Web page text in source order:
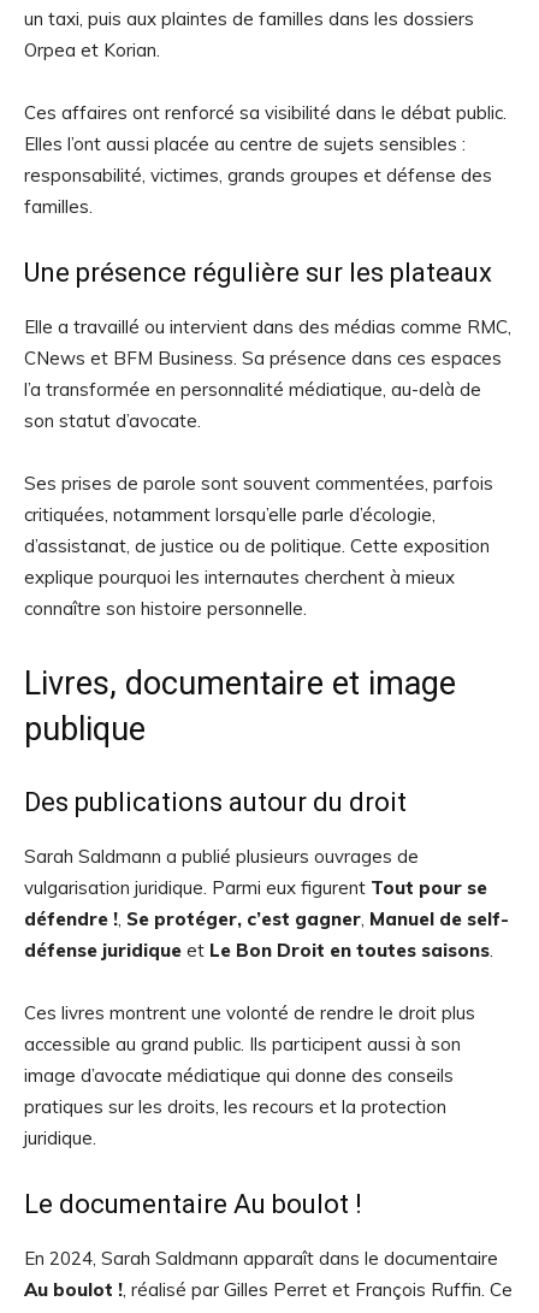
un taxi, puis aux plaintes de familles dans les dossiers
Orpea et Korian.
Ces affaires ont renforcé sa visibilité dans le débat public.
Elles l’ont aussi placée au centre de sujets sensibles :
responsabilité, victimes, grands groupes et défense des
familles.
Une présence régulière sur les plateaux
Elle a travaillé ou intervient dans des médias comme RMC,
CNews et BFM Business. Sa présence dans ces espaces
l’a transformée en personnalité médiatique, au-delà de
son statut d’avocate.
Ses prises de parole sont souvent commentées, parfois
critiquées, notamment lorsqu’elle parle d’écologie,
d’assistanat, de justice ou de politique. Cette exposition
explique pourquoi les internautes cherchent à mieux
connaître son histoire personnelle.
Livres, documentaire et image
publique
Des publications autour du droit
Sarah Saldmann a publié plusieurs ouvrages de
vulgarisation juridique. Parmi eux figurent Tout pour se
défendre !, Se protéger, c’est gagner, Manuel de self-
défense juridique et Le Bon Droit en toutes saisons.
Ces livres montrent une volonté de rendre le droit plus
accessible au grand public. Ils participent aussi à son
image d’avocate médiatique qui donne des conseils
pratiques sur les droits, les recours et la protection
juridique.
Le documentaire Au boulot !
En 2024, Sarah Saldmann apparaît dans le documentaire
Au boulot !, réalisé par Gilles Perret et François Ruffin. Ce